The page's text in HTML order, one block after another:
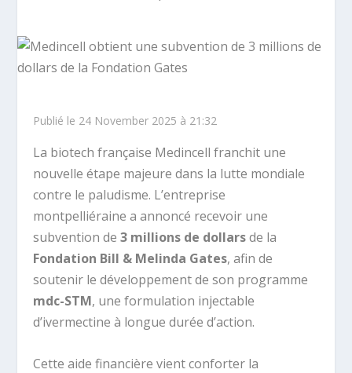
Publié le 24 November 2025 à 21:32
La biotech française Medincell franchit une
nouvelle étape majeure dans la lutte mondiale
contre le paludisme. L’entreprise
montpelliéraine a annoncé recevoir une
subvention de3 millions de dollarsde la
Fondation Bill & Melinda Gates, afin de
soutenir le développement de son programme
mdc-STM, une formulation injectable
d’ivermectine à longue durée d’action.
Cette aide financière vient conforter la